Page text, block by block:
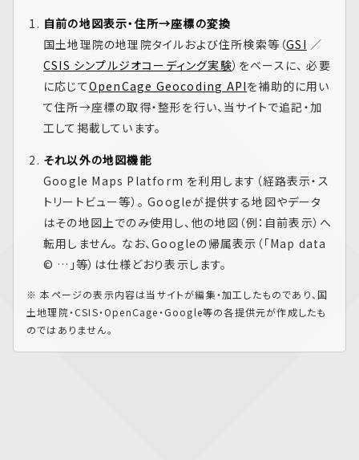
自前の地図表示・住所→座標の変換
国土地理院の地理院タイルおよび住所検索等（GSI ／
CSIS シンプルジオコーディング実験）をベースに、 必要
に応じてOpenCage Geocoding APIを補助的に用い
て住所→座標の取得・整形を行い、当サイトで追記・加
工して掲載しています。
それ以外の地図機能
Google Maps Platform を利用します（経路表示・ス
トリートビュー等）。 Googleが提供する地図やデータ
はその地図上でのみ使用し、他の地図（例：自前表示）へ
転用しません。 なお、Googleの帰属表示（「Map data
© …」等）は仕様どおり表示します。
※ 本ページの表示内容は当サイトが編集・加工したものであり、国
土地理院・CSIS・OpenCage・Google等の各提供元が作成したも
のではありません。